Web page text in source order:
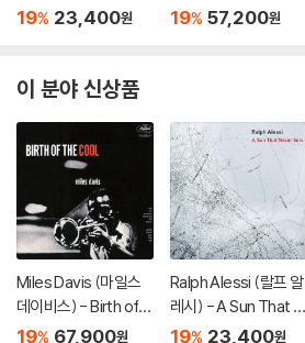
ever Sets
19% 23,400원 19% 57,200원
이 분야 신상품
Miles Davis (마일스
데이비스) - Birth of t
he Cool [SACD Hybr
19% 67,900원
Ralph Alessi (랄프 알
레시) - A Sun That N
ever Sets
19% 23,400원